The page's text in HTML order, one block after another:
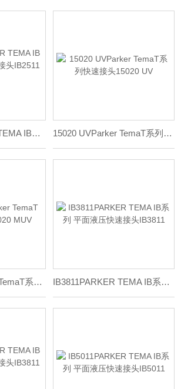
IB2511 VPARKER TEMA IB系列 平面液压快速接头IB2511 V 15020 UVParker TemaT系列快速接头15020 UV
15020 MUVParker TemaT系列快速接头15020 MUV IB3811PARKER TEMA IB系列 平面液压快速接头IB3811